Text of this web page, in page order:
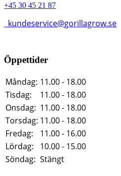
+45 30 45 21 87
kundeservice@gorillagrow.se
Öppettider
Måndag: 11.00 - 18.00
Tisdag:
11.00 - 18.00
Onsdag: 11.00 - 18.00
Torsdag: 11.00 - 18.00
Fredag:
11.00 - 16.00
Lördag:
10.00 - 15.00
Söndag: Stängt